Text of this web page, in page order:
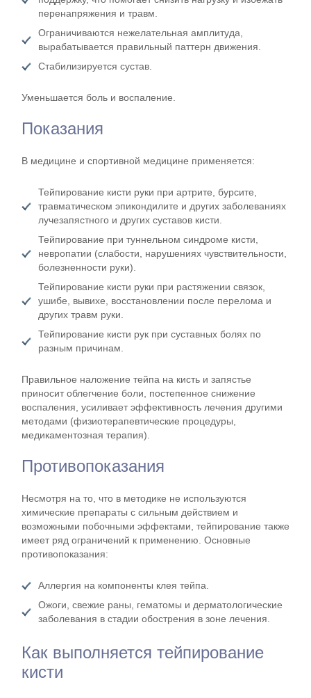
перенапряжения и травм.
Ограничиваются нежелательная амплитуда,
вырабатывается правильный паттерн движения.
Стабилизируется сустав.
Уменьшается боль и воспаление.
Показания
В медицине и спортивной медицине применяется:
Тейпирование кисти руки при артрите, бурсите,
травматическом эпикондилите и других заболеваниях
лучезапястного и других суставов кисти.
Тейпирование при туннельном синдроме кисти,
невропатии (слабости, нарушениях чувствительности,
болезненности руки).
Тейпирование кисти руки при растяжении связок,
ушибе, вывихе, восстановлении после перелома и
других травм руки.
Тейпирование кисти рук при суставных болях по
разным причинам.
Правильное наложение тейпа на кисть и запястье
приносит облегчение боли, постепенное снижение
воспаления, усиливает эффективность лечения другими
методами (физиотерапевтические процедуры,
медикаментозная терапия).
Противопоказания
Несмотря на то, что в методике не используются
химические препараты с сильным действием и
возможными побочными эффектами, тейпирование также
имеет ряд ограничений к применению. Основные
противопоказания:
Аллергия на компоненты клея тейпа.
Ожоги, свежие раны, гематомы и дерматологические
заболевания в стадии обострения в зоне лечения.
Как выполняется тейпирование
кисти